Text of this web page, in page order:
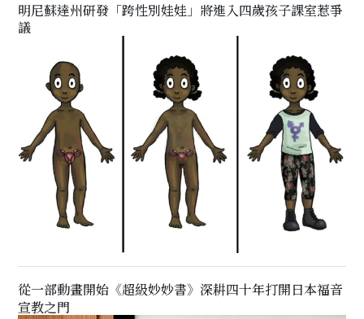
明尼蘇達州研發「跨性別娃娃」將進入四歲孩子課室惹爭
議
從一部動畫開始《超級妙妙書》深耕四十年打開日本福音
宣教之門